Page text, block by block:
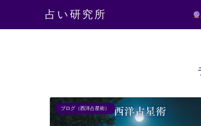
占い研究所
ブログ（西洋占星術）